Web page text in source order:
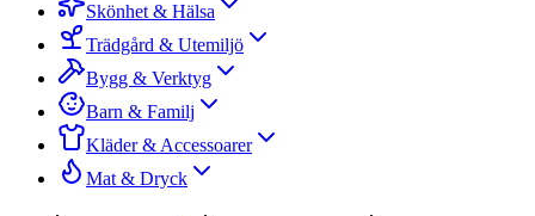
Skönhet & Hälsa
Trädgård & Utemiljö
Bygg & Verktyg
Barn & Familj
Kläder & Accessoarer
Mat & Dryck